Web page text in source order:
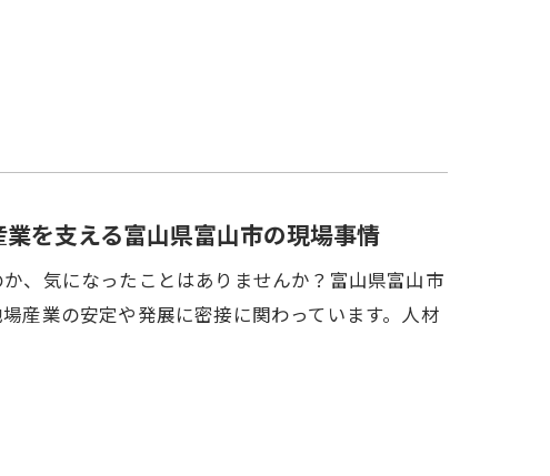
を支える富山県富山市の現場事情
、気になったことはありませんか？富山県富山市
産業の安定や発展に密接に関わっています。人材